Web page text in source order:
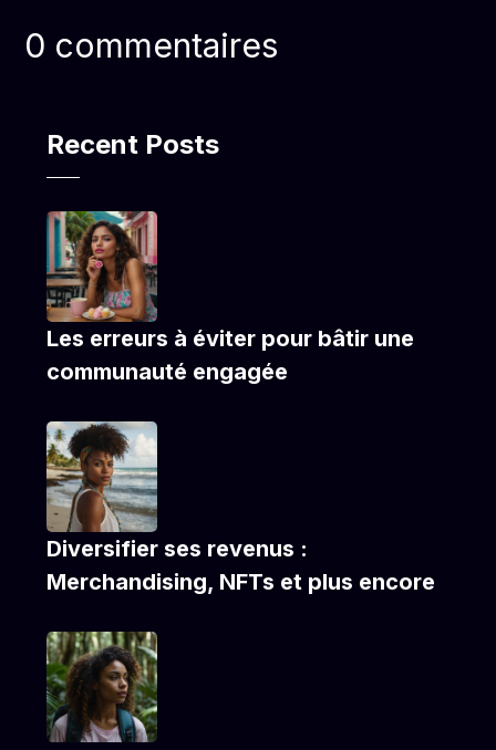
0 commentaires
Recent Posts
Les erreurs à éviter pour bâtir une
communauté engagée
Diversifier ses revenus :
Merchandising, NFTs et plus encore